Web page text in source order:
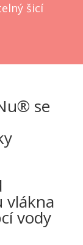
šicí
se
vlákna
vody